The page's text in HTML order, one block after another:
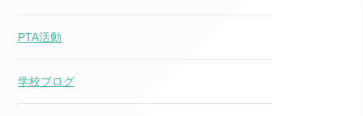
PTA活動
学校ブログ